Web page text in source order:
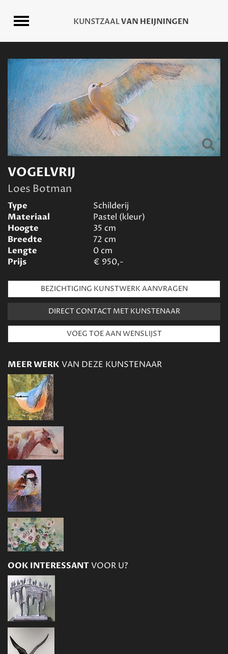
VOGELVRIJ
Loes Botman
Type
Schilderij
Materiaal
Pastel (kleur)
Hoogte
35 cm
Breedte
72 cm
Lengte
0cm
Prijs
€ 950,-
BEZICHTIGING KUNSTWERK AANVRAGEN
DIRECT CONTACT MET KUNSTENAAR
MEER WERK VAN DEZE KUNSTENAAR
OOK INTERESSANTVOOR U?